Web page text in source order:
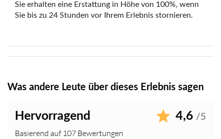
Sie erhalten eine Erstattung in Höhe von 100%, wenn
Sie bis zu 24 Stunden vor Ihrem Erlebnis stornieren.
Was andere Leute über dieses Erlebnis sagen
Hervorragend 4,6 /5
Basierend auf 107 Bewertungen